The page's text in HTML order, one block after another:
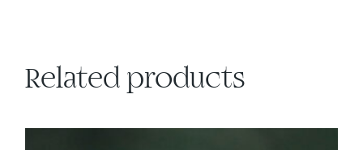
Related products